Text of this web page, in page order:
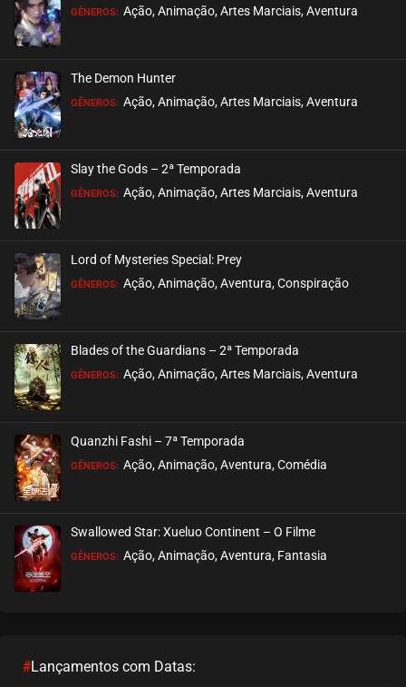
EPISÓDIO 11
junho 14, 2025
EPISÓDIO 10
EPISÓDIO 09
EPISÓDIO 08
EPISÓDIO 07
EPISÓDIO 06
EPISÓDIO 05
março 07, 2022
GÊNEROS: Ação, Animação, Artes Marciais, Aventura
The Demon Hunter
GÊNEROS: Ação, Animação, Artes Marciais, Aventura
Slay the Gods – 2ª Temporada
GÊNEROS: Ação, Animação, Artes Marciais, Aventura
Lord of Mysteries Special: Prey
GÊNEROS: Ação, Animação, Aventura, Conspiração
Blades of the Guardians – 2ª Temporada
GÊNEROS: Ação, Animação, Artes Marciais, Aventura
Quanzhi Fashi – 7ª Temporada
GÊNEROS: Ação, Animação, Aventura, Comédia
Swallowed Star: Xueluo Continent – O Filme
GÊNEROS: Ação, Animação, Aventura, Fantasia
#Lançamentos com Datas: